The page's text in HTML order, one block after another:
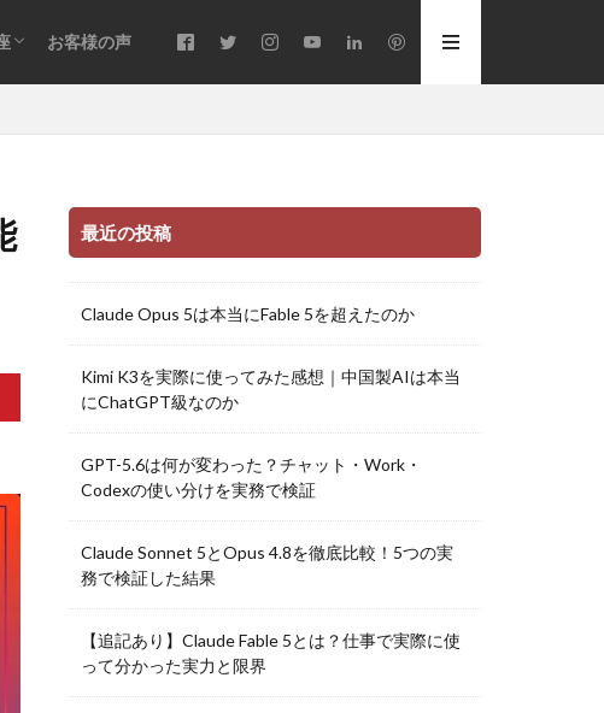
お客様の声
最近の投稿
Claude Opus 5は本当にFable 5を超えたのか
Kimi K3を実際に使ってみた感想｜中国製AIは本当
にChatGPT級なのか
GPT-5.6は何が変わった？チャット・Work・
Codexの使い分けを実務で検証
Claude Sonnet 5とOpus 4.8を徹底比較！5つの実
務で検証した結果
【追記あり】Claude Fable 5とは？仕事で実際に使
って分かった実力と限界